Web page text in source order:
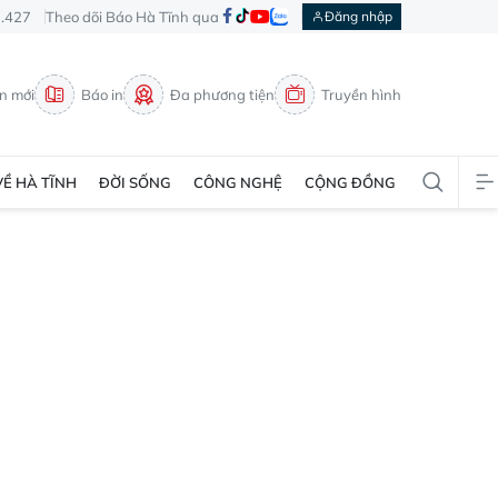
Theo dõi Báo Hà Tĩnh qua Đăng nhập
mới Báo in Đa phương tiện Truyền hình
HÀ TĨNH ĐỜI SỐNG CÔNG NGHỆ CỘNG ĐỒNG